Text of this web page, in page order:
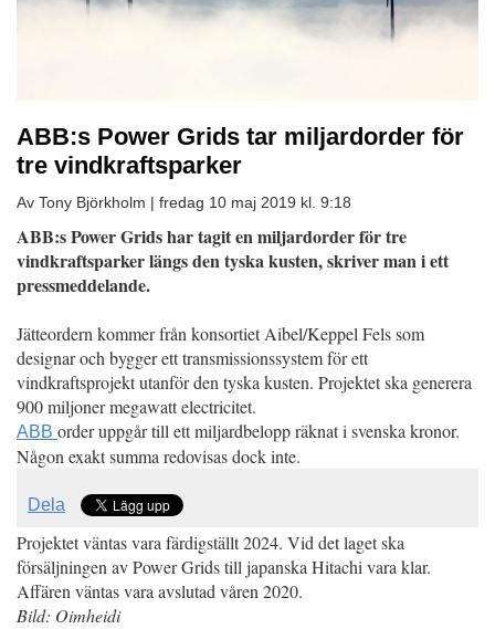
ABB:s Power Grids tar miljardorder för
tre vindkraftsparker
Av Tony Björkholm | fredag 10 maj 2019 kl. 9:18
ABB:s Power Grids har tagit en miljardorder för tre
vindkraftsparker längs den tyska kusten, skriver man i ett
pressmeddelande.
Jätteordern kommer från konsortiet Aibel/Keppel Fels som
designar och bygger ett transmissionssystem för ett
vindkraftsprojekt utanför den tyska kusten. Projektet ska generera
900 miljoner megawatt electricitet.
ABB order uppgår till ett miljardbelopp räknat i svenska kronor.
Någon exakt summa redovisas dock inte.
Dela
Projektet väntas vara färdigställt 2024. Vid det laget ska
försäljningen av Power Grids till japanska Hitachi vara klar.
Affären väntas vara avslutad våren 2020.
Bild: Oimheidi